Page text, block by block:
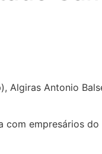
Algiras Antonio
com empresários